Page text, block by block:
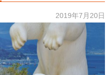
2019年7月20日